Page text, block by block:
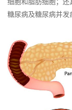
细胞和脂肪细胞；
糖尿病及糖尿病并发